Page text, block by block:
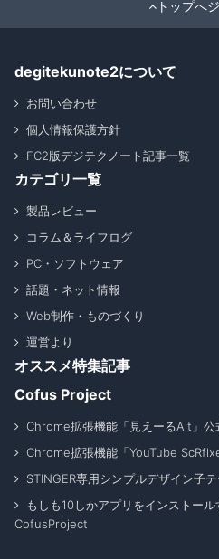
トップへ
degitekunote2について
お問い合わせ
個人情報保護方針
FC2版デジテクノート記事一覧
カテゴリ一覧
製品レビュー
コラム＆ライフログ
PC・ソフトウェア
話題・ネット情報
Web制作・ものづくり
運営より
オススメ特集記事
Cofus Project
Chrome拡張機能「見えーるAlt」公
Chrome拡張機能「YouTube
STINGER専用シンプルデザイン子テ
もしも10しかアプリをインストール
CofusProject